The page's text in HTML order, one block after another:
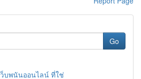
Go
ว็บพนันออนไลน์ ที่ใช่